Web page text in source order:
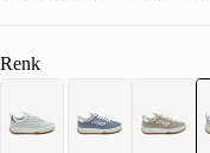
Renk